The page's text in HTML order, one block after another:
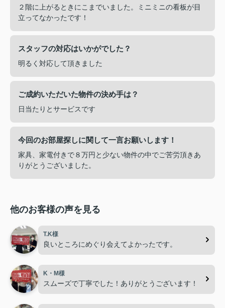
２階に上がるときにこまでいました。ミニミニの看板が目
立ってなかったです！
スタッフの対応はいかがでした？
明るく対応して頂きました
ご成約いただいた物件の決め手は？
日当たりとサービスです
今回のお部屋探しに関して一言お願いします！
家具、家電付きで８万円と少ない物件の中でご苦労頂きあ
りがとうございました。
他のお客様の声を見る
T.K様
良いところにめぐり会えてよかったです。
K・M様
スムーズで丁寧でした！ありがとうございます！